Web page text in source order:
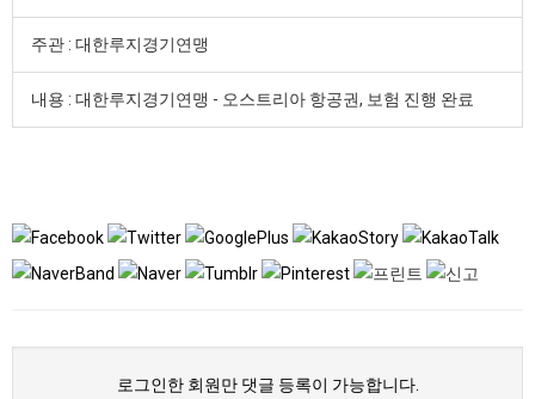
주관 : 대한루지경기연맹
내용 : 대한루지경기연맹 - 오스트리아 항공권, 보험 진행 완료
로그인한 회원만 댓글 등록이 가능합니다.